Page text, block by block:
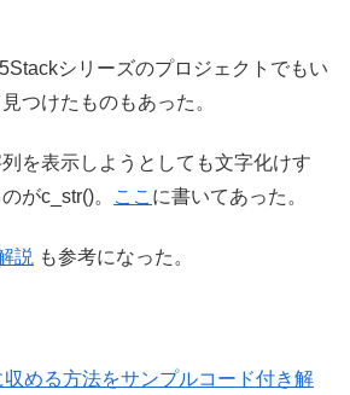
シリーズのプロジェクトでもい
つけたものもあった。
を表示しようとしても文字化けす
がc_str()。
ここ に書いてあった。
説 も参考になった。
める方法をサンプルコード付き解